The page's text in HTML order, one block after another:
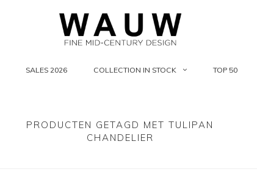
SALES 2026 COLLECTION IN STOCK TOP 50
PRODUCTEN GETAGD MET TULIPAN
CHANDELIER